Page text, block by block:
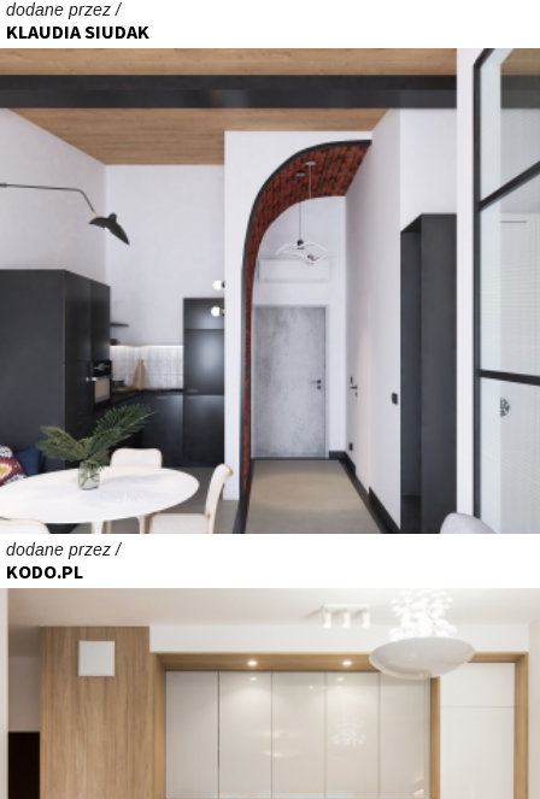
dodane przez /
KLAUDIA SIUDAK
dodane przez /
KODO.PL